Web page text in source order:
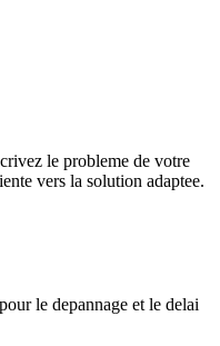
le probleme de votre
vers la solution adaptee.
le depannage et le delai